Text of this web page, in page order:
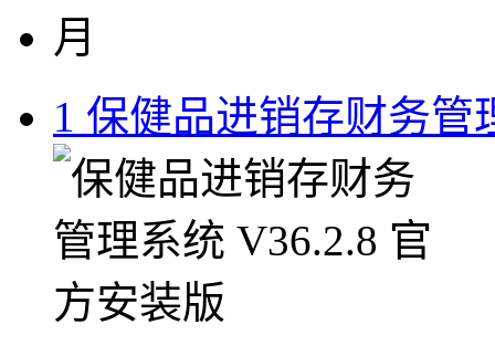
月
1 保健品进销存财务管